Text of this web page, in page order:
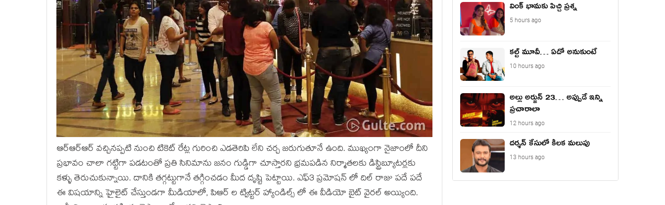
ఆర్ఆర్ఆర్ వచ్చినప్పటి నుంచి టికెట్ రేట్ల గురించి ఎడతెరిపి లేని చర్చ జరుగుతూనే ఉంది. ముఖ్యంగా నైజాంలో దీని
ప్రభావం చాలా గట్టిగా పడటంతో ప్రతి సినిమాను జనం గుడ్డిగా చూస్తారని భ్రమపడిన నిర్మాతలకు డిస్ట్రిబ్యూటర్లకు
కళ్ళు తెరుచుకున్నాయి. దానికి తగ్గట్టుగానే తగ్గించడం మీద దృష్టి పెట్టాయి. ఎఫ్3 ప్రమోషన్ లో దిల్ రాజు పదే పదే
ఈ విషయాన్ని హైలైట్ చేస్తుండగా మీడియాలో, పిఆర్ ల ట్విట్టర్ హ్యాండిల్స్ లో ఈ వీడియో బైట్ వైరల్ అయ్యింది.
వింక్ భామకు పిచ్చి ప్రశ్న
5 hours ago
కల్ట్ మూవీ… ఏదో అనుకుంటే
10 hours ago
అల్లు అర్జున్ 23… అప్పుడే ఇన్ని
ప్రచారాలా
12 hours ago
దర్శన్ కేసులో కీలక మలుపు
13 hours ago